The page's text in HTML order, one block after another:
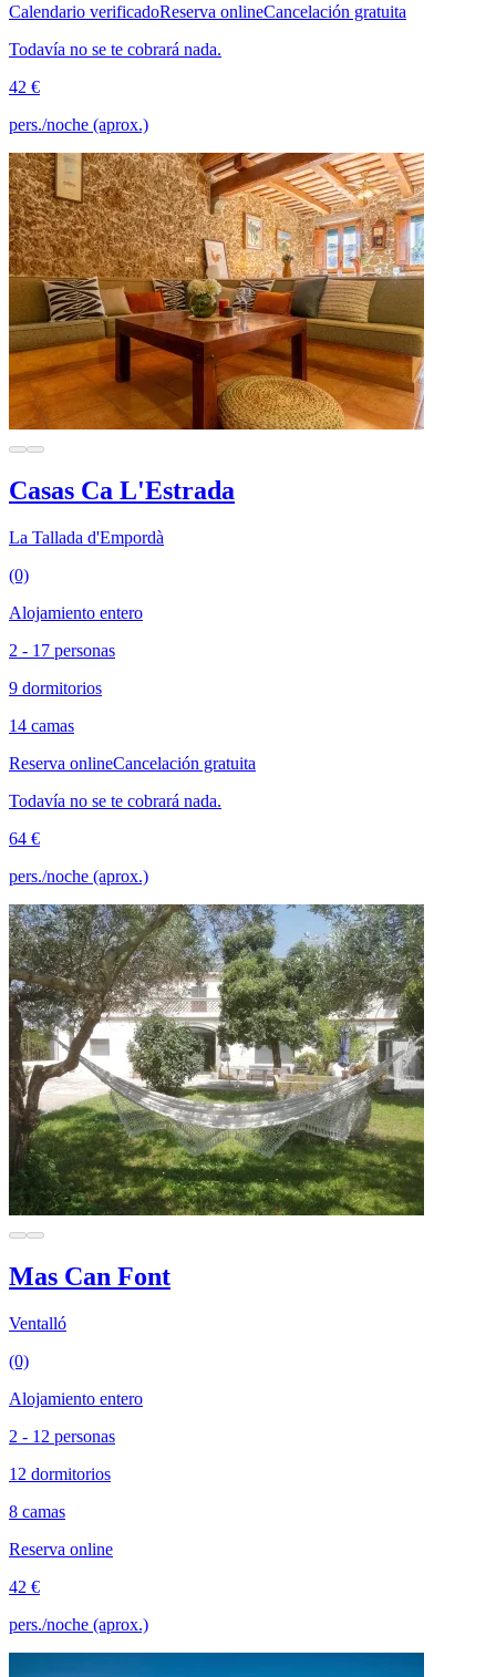
Calendario verificadoReserva onlineCancelación gratuita
Todavía no se te cobrará nada.
42 €
pers./noche (aprox.)
Casas Ca L'Estrada
La Tallada d'Empordà
(0)
Alojamiento entero
2 - 17 personas
9 dormitorios
14 camas
Reserva onlineCancelación gratuita
Todavía no se te cobrará nada.
64 €
pers./noche (aprox.)
Mas Can Font
Ventalló
(0)
Alojamiento entero
2 - 12 personas
12 dormitorios
8 camas
Reserva online
42 €
pers./noche (aprox.)